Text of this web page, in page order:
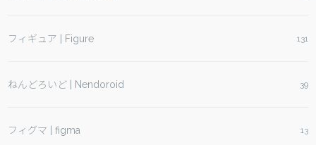
フィギュア | Figure 131
ねんどろいど | Nendoroid 39
フィグマ | figma 13